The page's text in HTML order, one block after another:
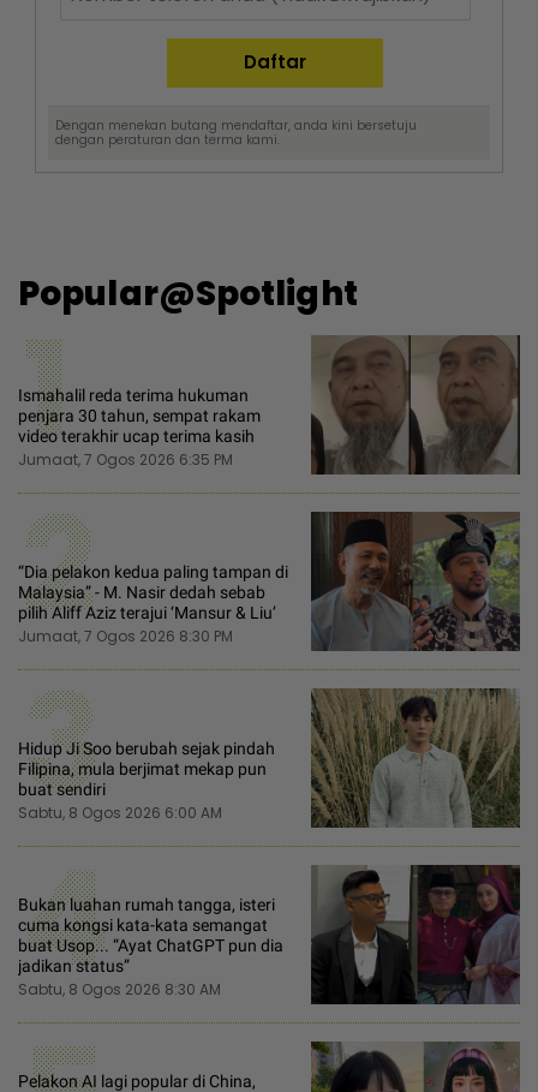
Dengan menekan butang mendaftar, anda kini bersetuju
dengan peraturan dan terma kami.
Popular@Spotlight
1
Ismahalil reda terima hukuman
penjara 30 tahun, sempat rakam
video terakhir ucap terima kasih
Jumaat, 7 Ogos 2026 6:35 PM
2
“Dia pelakon kedua paling tampan di
Malaysia” - M. Nasir dedah sebab
pilih Aliff Aziz terajui ‘Mansur & Liu’
Jumaat, 7 Ogos 2026 8:30 PM
3
Hidup Ji Soo berubah sejak pindah
Filipina, mula berjimat mekap pun
buat sendiri
Sabtu, 8 Ogos 2026 6:00 AM
4
Bukan luahan rumah tangga, isteri
cuma kongsi kata-kata semangat
buat Usop... “Ayat ChatGPT pun dia
jadikan status”
Sabtu, 8 Ogos 2026 8:30 AM
Pelakon AI lagi popular di China,